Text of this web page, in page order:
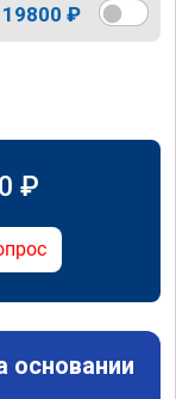
19800 ₽
₽
основании